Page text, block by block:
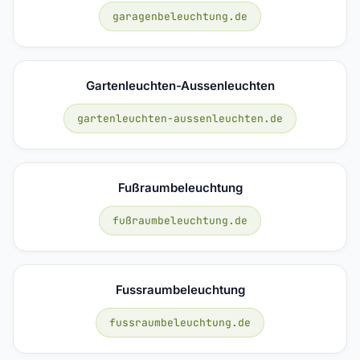
garagenbeleuchtung.de
Gartenleuchten-Aussenleuchten
gartenleuchten-aussenleuchten.de
Fußraumbeleuchtung
fußraumbeleuchtung.de
Fussraumbeleuchtung
fussraumbeleuchtung.de